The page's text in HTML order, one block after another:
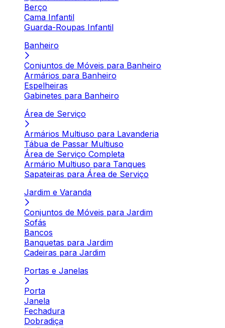
Berço
Cama Infantil
Guarda-Roupas Infantil
Banheiro
Conjuntos de Móveis para Banheiro
Armários para Banheiro
Espelheiras
Gabinetes para Banheiro
Área de Serviço
Armários Multiuso para Lavanderia
Tábua de Passar Multiuso
Área de Serviço Completa
Armário Multiuso para Tanques
Sapateiras para Área de Serviço
Jardim e Varanda
Conjuntos de Móveis para Jardim
Sofás
Bancos
Banquetas para Jardim
Cadeiras para Jardim
Portas e Janelas
Porta
Janela
Fechadura
Dobradiça